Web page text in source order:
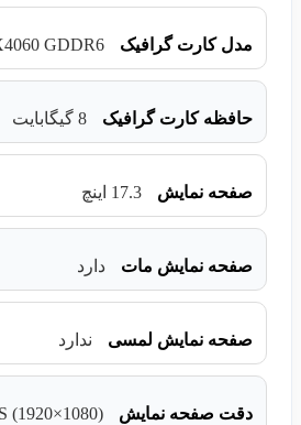
مدل کارت گرافیک GDDR6
حافظه کارت گرافیک 8 گیگابایت
صفحه نمایش 17.3 اینچ
صفحه نمایش مات دارد
صفحه نمایش لمسی ندارد
دقت صفحه نمایش (1920×1080)